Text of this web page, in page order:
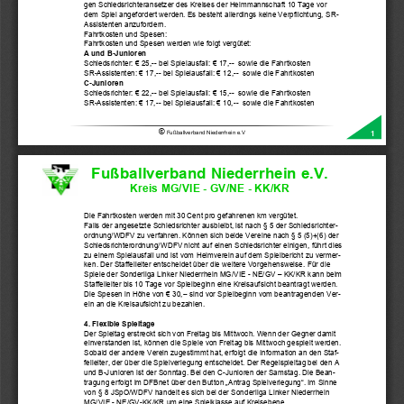
© Fußballverband Niederrhein e.V 1
gen Schiedsrichteransetzer des Kreises der Heimmannschaft 10 Tage vor
dem Spiel angefordert werden. Es besteht allerdings keine Verpflichtung, SR-
Assistenten anzufordern.
Fahrtkosten und Spesen:
Fahrtkosten und Spesen werden wie folgt vergütet:
A und B-Junioren
Schiedsrichter: € 25 -- bei Spielausfall: € 17 -- sowie die Fahrtkosten
SR-Assistenten: € 17 -- bei Spielausfall: € 1 2 -- sowie die Fahrtkosten
C-Junioren
Schiedsrichter: € 22,-- bei Spielausfall: € 15,-- sowie die Fahrtkosten
SR-Assistenten: € 17, -- bei Spielausfall: € 10, -- sowie die Fahrtkosten
Fußballverband Niederrhein e.V.
Kreis MG/VIE - GV/NE - KK/KR
Die Fahrtkosten werden mit 30 Cent pro gefahrenen km vergütet.
Falls der angesetzte Schiedsrichter ausbleibt, ist nach § 5 der Schiedsrichter-
ordnung/WDFV zu verfahren. Können sich beide Vereine nach § 5 (5)+(6) der
Schiedsrichterordnung/WDFV nicht auf einen Schiedsrichter einigen, führt dies
zu einem Spielausfall und ist vom Heimverein auf dem Spielbericht zu vermer-
ken. Der Staffelleiter entscheidet über die weitere Vorgehensweise.
Für die
Spiele der Sonderliga Linker Niederrhein MG/VIE - NE/GV – KK/KR kann beim
Staffelleiter bis 10 Tage vor Spielbeginn eine Kreisaufsicht beantragt werden.
Die Spesen in Höhe von € 30, -- sind vor Spielbeginn vom beantragenden Ver-
ein an die Kreisaufsicht zu bezahlen.
4. Flexible Spieltage
Der Spieltag erstreckt sich von Freitag bis Mittwoch. Wenn der Gegner damit
einverstanden ist, können die Spiele von Freitag bis Mittwoch gespielt werden.
Sobald der andere Verein zugestimmt hat, erfolgt die Information an den Staf-
felleiter, der über die Spielverlegung entscheidet. Der Regelspieltag bei den A
und B-Junioren ist der Sonntag. Bei den C- Junioren der Samstag. Die Bean-
tragung erfolgt im DFBnet über den Button „Antrag Spielverlegung“. Im Sinne
von § 8 JSpO/WDFV handelt es sich bei der Sonderliga Linker Niederrhein
MG/VIE - NE/GV-KK/KR um eine Spielklasse auf Kreisebene.